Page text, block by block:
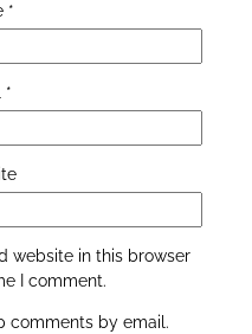
*
*
website in this browser
I comment.
comments by email.